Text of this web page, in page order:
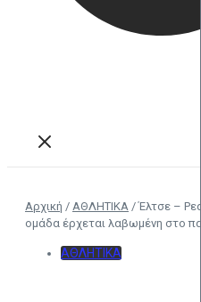
Αρχική / ΑΘΛΗΤΙΚΑ /Έλτσε –
ομάδα έρχεται λαβωμένη στο
ΑΘΛΗΤΙΚΑ